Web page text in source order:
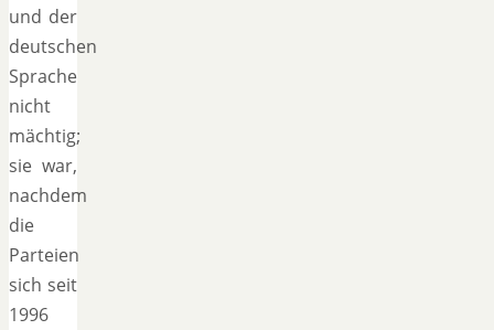
und der
deutschen
Sprache
nicht
mächtig;
sie war,
nachdem
die
Parteien
sich seit
1996